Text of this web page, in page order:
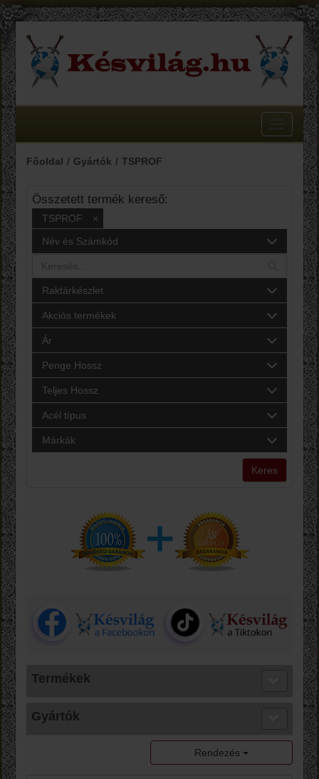
Toggle
Főoldal
Gyártók TSPROF
Összetett termék kereső:
TSPROF
×
Név és Számkód
Raktárkészlet
Akciós termékek
Ár
Penge Hossz
Teljes Hossz
Acél típus
Márkák
Keres
Termékek
Gyártók
Rendezés